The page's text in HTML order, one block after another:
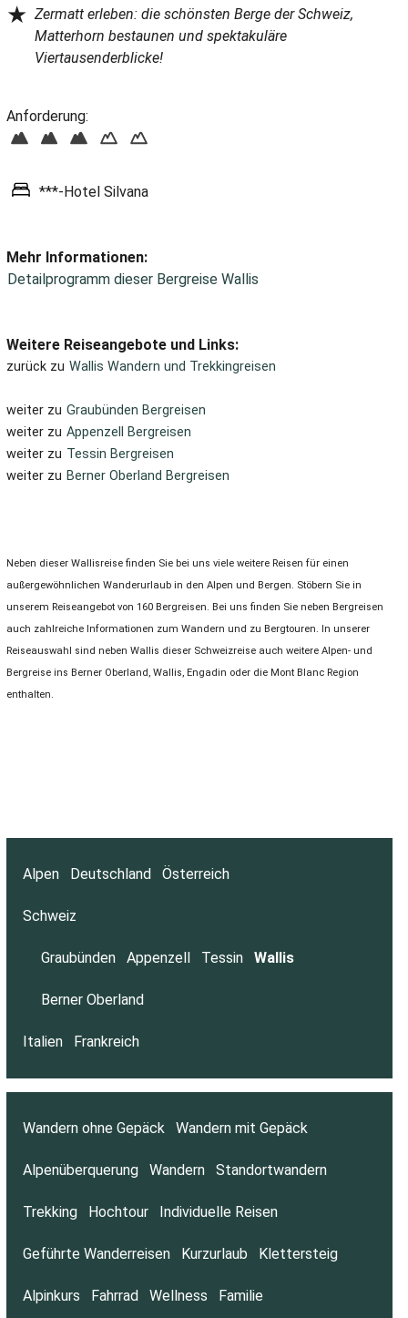
★ Zermatt erleben: die schönsten Berge der Schweiz,
Matterhorn bestaunen und spektakuläre
Viertausenderblicke!
Anforderung:
***-Hotel Silvana
Mehr Informationen:
Detailprogramm dieser Bergreise Wallis
Weitere Reiseangebote und Links:
zurück zu Wallis Wandern und Trekkingreisen
weiter zu Graubünden Bergreisen
weiter zu Appenzell Bergreisen
weiter zu Tessin Bergreisen
weiter zu Berner Oberland Bergreisen
Neben dieser Wallisreise finden Sie bei uns viele weitere Reisen für einen
außergewöhnlichen Wanderurlaub in den Alpen und Bergen. Stöbern Sie in
unserem Reiseangebot von 160 Bergreisen. Bei uns finden Sie neben Bergreisen
auch zahlreiche Informationen zum Wandern und zu Bergtouren. In unserer
Reiseauswahl sind neben Wallis dieser Schweizreise auch weitere Alpen- und
Bergreise ins Berner Oberland, Wallis, Engadin oder die Mont Blanc Region
enthalten.
Alpen Deutschland Österreich
Schweiz
Graubünden Appenzell Tessin Wallis
Berner Oberland
Italien Frankreich
Wandern ohne Gepäck Wandern mit Gepäck
Alpenüberquerung Wandern Standortwandern
Trekking Hochtour Individuelle Reisen
Geführte Wanderreisen Kurzurlaub Klettersteig
Alpinkurs Fahrrad Wellness Familie